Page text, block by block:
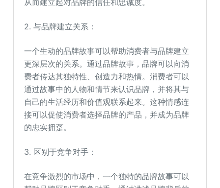
从而建立起对品牌的信任和忠诚度。
2. 与品牌建立关系：
一个生动的品牌故事可以帮助消费者与品牌建立
更深层次的关系。通过品牌故事，品牌可以向消
费者传达其独特性、创造力和热情。消费者可以
通过故事中的人物和情节来认识品牌，并将其与
自己的生活经历和价值观联系起来。这种情感连
接可以促使消费者选择品牌的产品，并成为品牌
的忠实拥趸。
3. 区别于竞争对手：
在竞争激烈的市场中，一个独特的品牌故事可以